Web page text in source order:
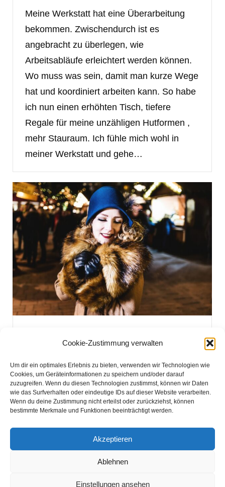
Cookie-Zustimmung verwalten
Um dir ein optimales Erlebnis zu bieten, verwenden wir Technologien wie
Cookies, um Geräteinformationen zu speichern und/oder darauf
zuzugreifen. Wenn du diesen Technologien zustimmst, können wir Daten
wie das Surfverhalten oder eindeutige IDs auf dieser Website verarbeiten.
Wenn du deine Zustimmung nicht erteilst oder zurückziehst, können
bestimmte Merkmale und Funktionen beeinträchtigt werden.
Akzeptieren
Ablehnen
Einstellungen ansehen
Meine Werkstatt hat eine Überarbeitung
bekommen. Zwischendurch ist es
angebracht zu überlegen, wie
Arbeitsabläufe erleichtert werden können.
Wo muss was sein, damit man kurze Wege
hat und koordiniert arbeiten kann. So habe
ich nun einen erhöhten Tisch, tiefere
Regale für meine unzähligen Hutformen ,
mehr Stauraum. Ich fühle mich wohl in
meiner Werkstatt und gehe…
4. Dezember 2017
37 Comments
Aus Liebe zu Vintage fashion entstanden
stimmungsvolle Fotos mit der